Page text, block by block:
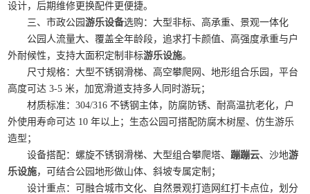
设计，后期维修更换配件更便捷。
三、市政公园游乐设备选购：大型非标、高承重、景观一体化
公园人流量大、覆盖全年龄段，追求打卡颜值、高强度承重与户
外耐候性，支持大面积定制非标游乐设施。
尺寸规格：大型不锈钢滑梯、高空攀爬网、地形组合乐园，平台
高度可达 3-5 米，加宽滑道支持多人同时游玩；
材质标准：304/316 不锈钢主体，防腐防锈、耐高温抗老化，户
外使用寿命可达 10 年以上；生态公园可搭配防腐木树屋、仿生游乐
造型；
设备搭配：螺旋不锈钢滑梯、大型组合攀爬塔、蹦蹦云、沙地游
乐设施，可结合公园地形做山体、斜坡专属定制；
设计重点：可融合城市文化、自然景观打造网红打卡点位，划分